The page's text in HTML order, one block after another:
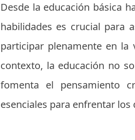
Desde la educación básica
habilidades es crucial para
participar plenamente en la
contexto, la educación no
fomenta el pensamiento
esenciales para enfrentar los